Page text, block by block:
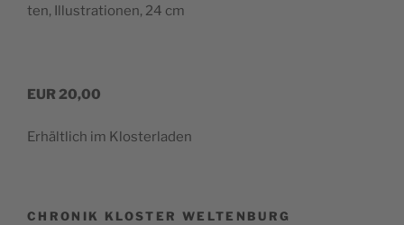
ten, Illus­tra­tio­nen, 24 cm
EUR 20,00
Erhält­lich im Klosterladen
CHRONIK KLOSTER WELTENBURG